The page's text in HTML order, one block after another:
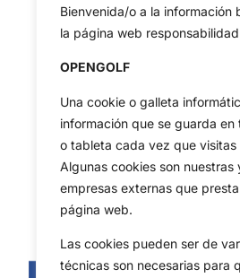
Bienvenida/o a la información
la página web
OPENGOLF
Una cookie o galleta
información que se guarda en
o tableta cada vez que
Algunas cookies son nuestras
empresas externas que
página web.
Las cookies pueden ser de
técnicas son necesarias para